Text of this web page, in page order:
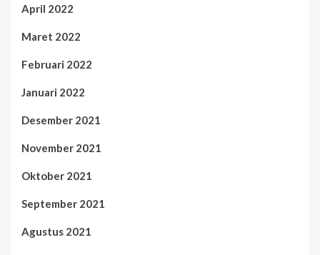
April 2022
Maret 2022
Februari 2022
Januari 2022
Desember 2021
November 2021
Oktober 2021
September 2021
Agustus 2021